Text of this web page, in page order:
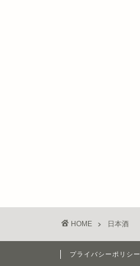
HOME 日本酒
プライバシーポリシー